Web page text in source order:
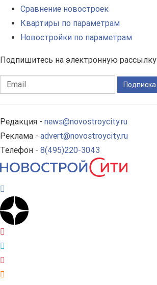
Сравнение новостроек
Квартиры по параметрам
Новостройки по параметрам
Подпишитесь на электронную рассылку
Подписка
Редакция - news@novostroycity.ru
Реклама - advert@novostroycity.ru
Телефон - 8(495)220-3043